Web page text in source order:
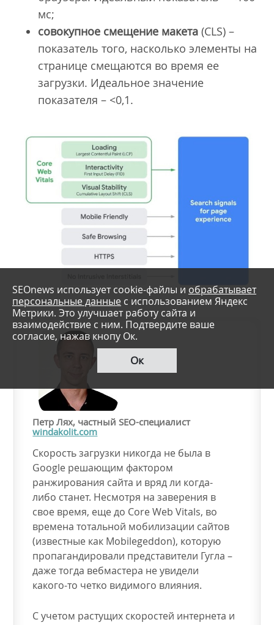
мс;
совокупное смещение макета (CLS) –
показатель того, насколько элементы на
странице смещаются во время ее
загрузки. Идеальное значение
показателя – <0,1.
Петр Лях, частный SEO-специалист
windakolit.com
Скорость загрузки никогда не была в
Google решающим фактором
ранжирования сайта и вряд ли когда-
либо станет. Несмотря на заверения в
свое время, еще до Core Web Vitals, во
времена тотальной мобилизации сайтов
(известные как Mobilegeddon), которую
пропагандировали представители Гугла –
даже тогда вебмастера не увидели
какого-то четко видимого влияния.
С учетом растущих скоростей интернета и
SEOnews использует cookie-файлы и обрабатывает
персональные данные с использованием Яндекс
Метрики. Это улучшает работу сайта и
взаимодействие с ним. Подтвердите ваше
согласие, нажав кнопу Ок.
Ок